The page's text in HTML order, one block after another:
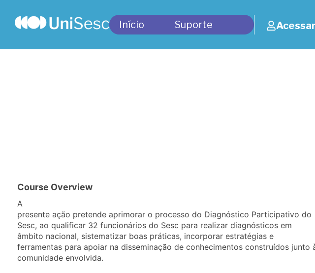
Início Suporte Acessar
Course Overview
A
presente ação pretende aprimorar o processo do Diagnóstico Participativo do
Sesc, ao qualificar 32 funcionários do Sesc para realizar diagnósticos em
âmbito nacional, sistematizar boas práticas, incorporar estratégias e
ferramentas para apoiar na disseminação de conhecimentos construídos junto
comunidade envolvida.